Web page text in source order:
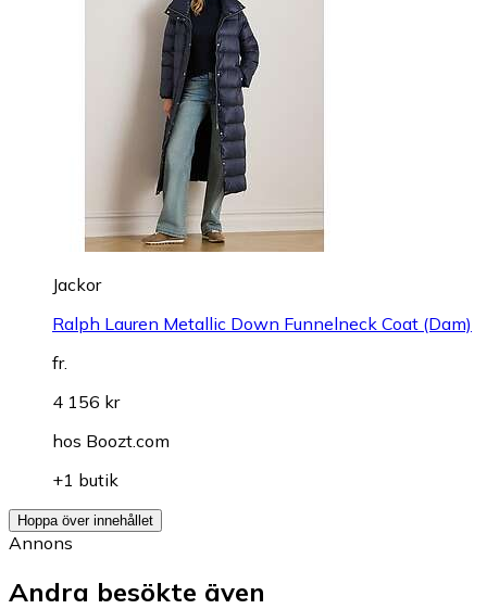
Jackor
Ralph Lauren Metallic Down Funnelneck Coat (Dam)
fr.
4 156 kr
hos Boozt.com
+1 butik
Hoppa över innehållet
Annons
Andra besökte även